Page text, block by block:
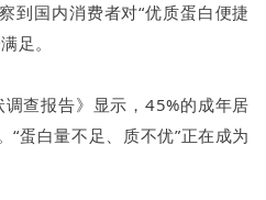
到国内消费者对“优质蛋白便捷
足。
查报告》显示，45%的成年居
“蛋白量不足、质不优”正在成为